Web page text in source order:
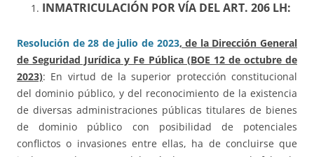
INMATRICULACIÓN POR VÍA DEL ART. 206 LH:
Resolución de 28 de julio de 2023, de la Dirección General
de Seguridad Jurídica y Fe Pública (BOE 12 de octubre de
2023): En virtud de la superior protección constitucional
del dominio público, y del reconocimiento de la existencia
de diversas administraciones públicas titulares de bienes
de dominio público con posibilidad de potenciales
conflictos o invasiones entre ellas, ha de concluirse que